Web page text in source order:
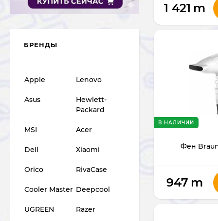
1 421 m
Фен
В НАЛИЧИИ
947 m
БРЕНДЫ
Apple Lenovo
Asus
Hewlett-
Packard
MSI Acer
Dell Xiaomi
Orico RivaCase
Cooler Master Deepcool
UGREEN Razer